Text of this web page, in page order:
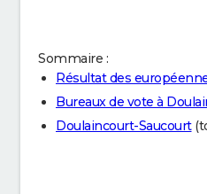
Sommaire :
Résultat des
Bureaux de vote à
Doulaincourt-Saucourt